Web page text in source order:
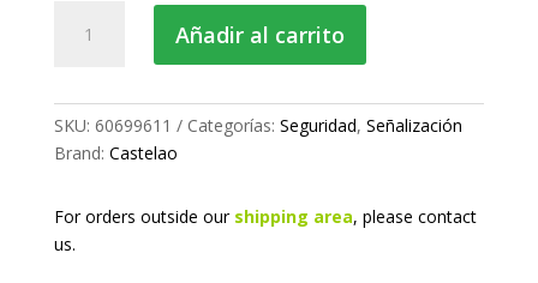
adhesiva
Añadir al carrito
SKU: 60699611 Categorías: Seguridad, Señalización
Brand: Castelao
For orders outside our shipping area, please contact
us.